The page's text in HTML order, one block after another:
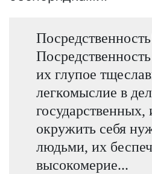
их глупое
легкомыслие в
государственных,
окружить себя
людьми, их
высокомерие...